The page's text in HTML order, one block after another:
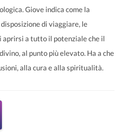
Giove indica come la
di viaggiare, le
aprirsi a tutto il potenziale che il
al punto più elevato. Ha a che
alla cura e alla spiritualità.